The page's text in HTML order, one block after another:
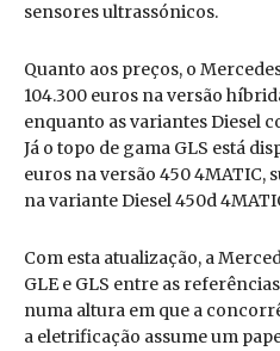
sensores ultrassónicos.
Quanto aos preços, o
104.300 euros na versão
enquanto as variantes Diesel
Já o topo de gama GLS está
euros na versão 450 4MATIC,
na variante Diesel 450d
Com esta atualização, a
GLE e GLS entre as
numa altura em que a
a eletrificação assume um